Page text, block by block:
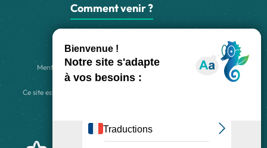
Comment venir ?
Made with
Mentions légales - Politique de confidentialité Plan du site
Accessibilité numérique -
Ce site est protégé par reCAPTCHA. Les